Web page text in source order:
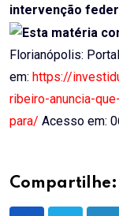
intervenção
Florianópolis:
em: https://
ribeiro-anuncia-
para/ Acesso em:
Compartilhe: